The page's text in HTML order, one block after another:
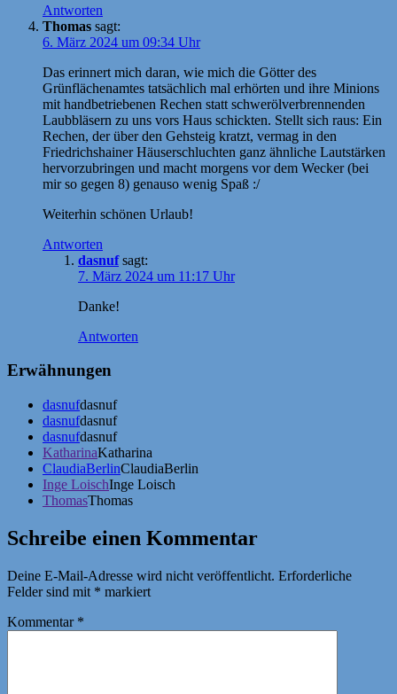
Antworten
Thomas sagt:
6. März 2024 um 09:34 Uhr
Das erinnert mich daran, wie mich die Götter des
Grünflächenamtes tatsächlich mal erhörten und ihre Minions
mit handbetriebenen Rechen statt schwerölverbrennenden
Laubbläsern zu uns vors Haus schickten. Stellt sich raus: Ein
Rechen, der über den Gehsteig kratzt, vermag in den
Friedrichshainer Häuserschluchten ganz ähnliche Lautstärken
hervorzubringen und macht morgens vor dem Wecker (bei
mir so gegen 8) genauso wenig Spaß :/
Weiterhin schönen Urlaub!
Antworten
dasnuf sagt:
7. März 2024 um 11:17 Uhr
Danke!
Antworten
Erwähnungen
dasnufdasnuf
dasnufdasnuf
dasnufdasnuf
KatharinaKatharina
ClaudiaBerlinClaudiaBerlin
Inge LoischInge Loisch
ThomasThomas
Schreibe einen Kommentar
Deine E-Mail-Adresse wird nicht veröffentlicht. Erforderliche
Felder sind mit * markiert
Kommentar *